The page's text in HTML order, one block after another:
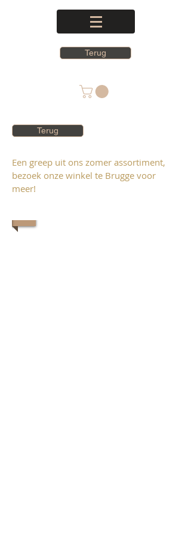
Terug
Terug
Een greep uit ons zomer assortiment,
bezoek onze winkel te Brugge voor
meer!